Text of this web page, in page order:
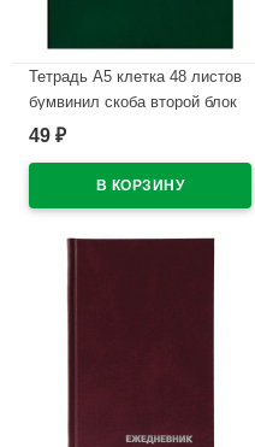
Тетрадь А5 клетка 48 листов
бумвинил скоба второй блок
BG зеленый
49 ₽